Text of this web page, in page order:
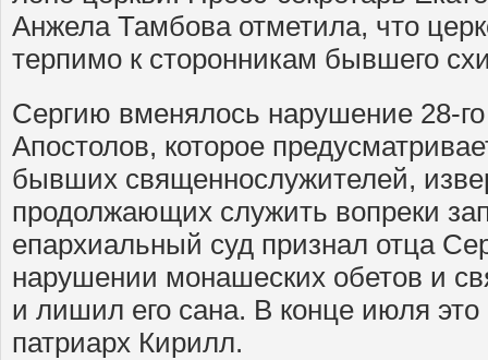
Анжела Тамбова отметила, что
терпимо к сторонникам бывшего
Сергию вменялось нарушение 28-
Апостолов, которое
бывших священнослужителей,
продолжающих служить вопреки
епархиальный суд признал отца
нарушении монашеских обетов и
и лишил его сана. В конце июля
патриарх Кирилл.